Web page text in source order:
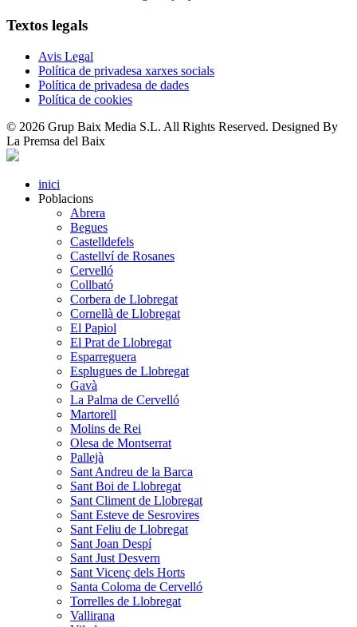
Textos legals
Avis Legal
Política de privadesa xarxes socials
Política de privadesa de dades
Política de cookies
© 2026 Grup Baix Media S.L. All Rights Reserved. Designed By
La Premsa del Baix
inici
Poblacions
Abrera
Begues
Castelldefels
Castellví de Rosanes
Cervelló
Collbató
Corbera de Llobregat
Cornellà de Llobregat
El Papiol
El Prat de Llobregat
Esparreguera
Esplugues de Llobregat
Gavà
La Palma de Cervelló
Martorell
Molins de Rei
Olesa de Montserrat
Pallejà
Sant Andreu de la Barca
Sant Boi de Llobregat
Sant Climent de Llobregat
Sant Esteve de Sesrovires
Sant Feliu de Llobregat
Sant Joan Despí
Sant Just Desvern
Sant Vicenç dels Horts
Santa Coloma de Cervelló
Torrelles de Llobregat
Vallirana